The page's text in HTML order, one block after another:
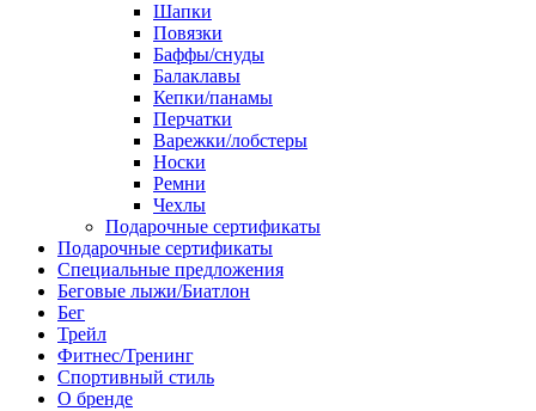
Шапки
Повязки
Баффы/снуды
Балаклавы
Кепки/панамы
Перчатки
Варежки/лобстеры
Носки
Ремни
Чехлы
Подарочные сертификаты
Подарочные сертификаты
Специальные предложения
Беговые лыжи/Биатлон
Бег
Трейл
Фитнес/Тренинг
Спортивный стиль
О бренде